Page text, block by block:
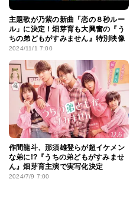
主題歌が乃紫の新曲「恋の８秒ルー
ル」に決定！畑芽育も大興奮の『う
ちの弟どもがすみません』特別映像
2024/11/1 7:00
作間龍斗、那須雄登らが超イケメン
な弟に!?『うちの弟どもがすみませ
ん』畑芽育主演で実写化決定
2024/7/9 7:00